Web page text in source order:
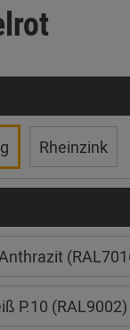
Rheinzink
P.10 (RAL9002)